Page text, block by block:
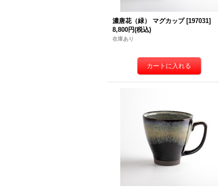
濃唐花（緑） マグカップ [197031]
8,800円(税込)
在庫あり